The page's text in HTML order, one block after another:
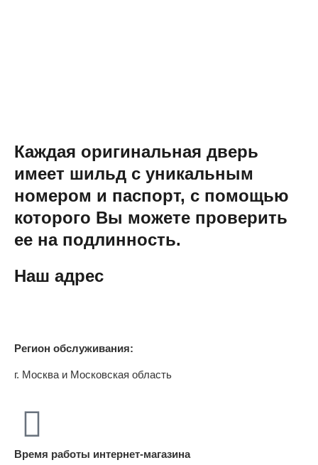
Каждая оригинальная дверь
имеет шильд с уникальным
номером и паспорт, с помощью
которого Вы можете проверить
ее на подлинность.
Наш адрес
Регион обслуживания:
г. Москва и Московская область
Время работы интернет-магазина